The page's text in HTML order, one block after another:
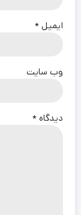
ایمیل*
وب‌ سایت
دیدگاه*